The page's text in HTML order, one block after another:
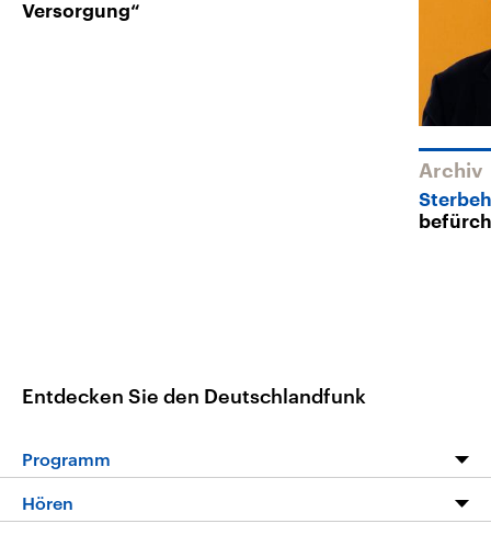
Versorgung“
Archiv
Entdecken Sie den Deutschlandfunk
Programm
Programm
Hören